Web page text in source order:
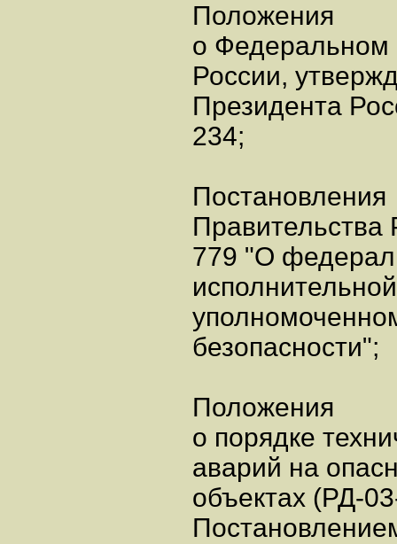
Положения
о
России,
Президента
234;
Постановления
Правительства
779 "О
безопасности";
Положения
о порядке
аварий на
объектах (РД-